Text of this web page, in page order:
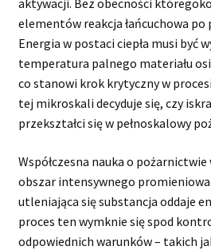
elementów reakcja łańcuchowa
Energia w postaci ciepła musi być
temperatura palnego materiału
co stanowi krok krytyczny w
tej mikroskali decyduje się, czy
przekształci się w pełnoskalowy
Współczesna nauka o
obszar intensywnego
utleniająca się substancja oddaje
proces ten wymknie się spod
odpowiednich warunków – takich